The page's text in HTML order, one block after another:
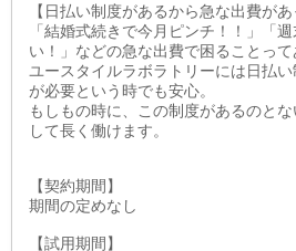
【日払い制度があるから急な出費があ
「結婚式続きで今月ピンチ！！」「
い！」などの急な出費で困ることって
ユースタイルラボラトリーには日払
が必要という時でも安心。
もしもの時に、この制度があるのと
して長く働けます。
【契約期間】
期間の定めなし
【試用期間】